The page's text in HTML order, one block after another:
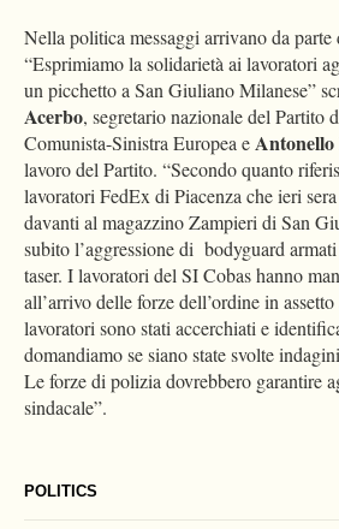
POLITICS
Nella politica messaggi arrivano da parte
“Esprimiamo la solidarietà ai lavoratori
un picchetto a San Giuliano Milanese”
Acerbo, segretario nazionale del Partito
Comunista-Sinistra Europea e Antonello
lavoro del Partito. “Secondo quanto
lavoratori FedEx di Piacenza che ieri
davanti al magazzino Zampieri di San
subito l’aggressione di bodyguard
taser. I lavoratori del SI Cobas hanno
all’arrivo delle forze dell’ordine in
lavoratori sono stati accerchiati e
domandiamo se siano state svolte
Le forze di polizia dovrebbero garantire
sindacale”.